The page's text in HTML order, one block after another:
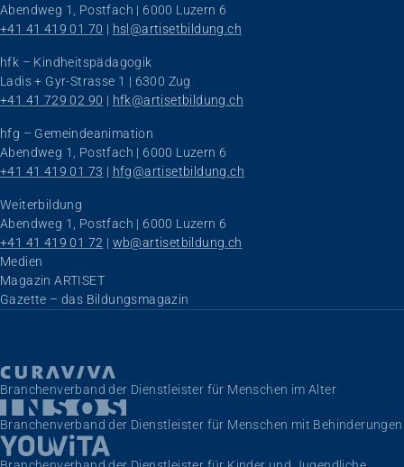
Abendweg 1, Postfach | 6000 Luzern 6
+41 41 419 01 70 | hsl@artisetbildung.ch
hfk – Kindheitspädagogik
Ladis + Gyr-Strasse 1 | 6300 Zug
+41 41 729 02 90 | hfk@artisetbildung.ch
hfg – Gemeindeanimation
Abendweg 1, Postfach | 6000 Luzern 6
+41 41 419 01 73 | hfg@artisetbildung.ch
Weiterbildung
Abendweg 1, Postfach | 6000 Luzern 6
+41 41 419 01 72 | wb@artisetbildung.ch
Navigation überspringen
Medien
Magazin ARTISET
Gazette – das Bildungsmagazin
Branchenverband der Dienstleister für Menschen im Alter
Branchenverband der Dienstleister für Menschen mit Behinderungen